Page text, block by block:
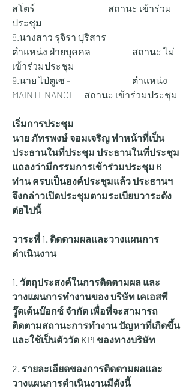
สโตร์ 			สถานะ เข้าร่วม
ประชุม
8.นางสาว รุจิรา ปุริสาร
ตำแหน่ง ฝ่ายบุคคล 		สถานะ ไม่
เข้าร่วมประชุม
9.นาย ไป่ตูเซ - 			ตำแหน่ง
MAINTENANCE 	สถานะ เข้าร่วมประชุม
เริ่มการประชุม
นาย ภัทรพงษ์ จอมเจริญ ทำหน้าที่เป็น
ประธานในที่ประชุม ประธานในที่ประชุม
แถลงว่ามีกรรมการเข้าร่วมประชุม 6
ท่าน ครบเป็นองค์ประชุมแล้ว ประธานฯ
จึงกล่าวเปิดประชุมตามระเบียบวาระดัง
ต่อไปนี้
วาระที่ 1. ติดตามผลและวางแผนการ
ดำเนินงาน
1. วัตถุประสงค์ในการติดตามผล และ
วางแผนการทำงานของ บริษัท เคเอสพี
วู๊ดเด้นบ๊อกซ์ จำกัด เพื่อที่จะสามารถ
ติดตามสถานะการทำงาน ปัญหาที่เกิดขึ้น
และใช้เป็นตัววัด KPI ของทางบริษัท
2. รายละเอียดของการติดตามผลและ
วางแผนการดำเนินงานมีดังนี้